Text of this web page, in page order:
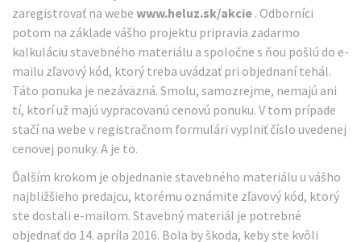
zaregistrovať na webe www.heluz.sk/akcie . Odborníci
potom na základe vášho projektu pripravia zadarmo
kalkuláciu stavebného materiálu a spoločne s ňou pošlú do e-
mailu zľavový kód, ktorý treba uvádzať pri objednaní tehál.
Táto ponuka je nezáväzná. Smolu, samozrejme, nemajú ani
tí, ktorí už majú vypracovanú cenovú ponuku. V tom prípade
stačí na webe v registračnom formulári vyplniť číslo uvedenej
cenovej ponuky. A je to.
Ďalším krokom je objednanie stavebného materiálu u vášho
najbližšieho predajcu, ktorému oznámite zľavový kód, ktorý
ste dostali e-mailom. Stavebný materiál je potrebné
objednať do 14. apríla 2016. Bola by škoda, keby ste kvôli